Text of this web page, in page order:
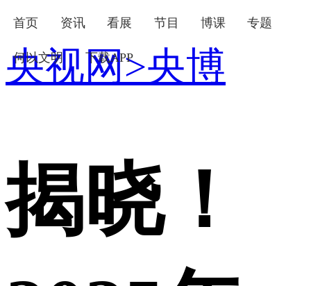
首页 资讯 看展 节目 博课 专题
何以文明 下载APP
下次自动登录
央视网>央博
揭晓！